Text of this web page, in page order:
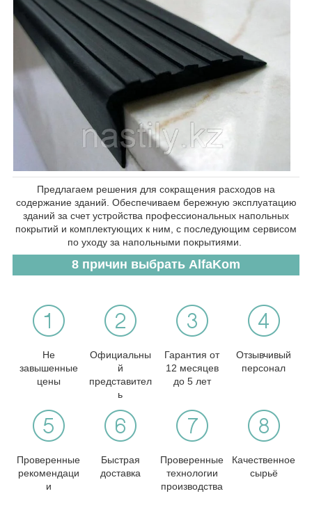
Предлагаем решения для сокращения расходов на
содержание зданий. Обеспечиваем бережную эксплуатацию
зданий за счет устройства профессиональных напольных
покрытий и комплектующих к ним, с последующим сервисом
по уходу за напольными покрытиями.
8 причин выбрать AlfaKom
Не
завышенные
цены
Официальны
й
представител
ь
Гарантия от
12 месяцев
до 5 лет
Отзывчивый
персонал
Проверенные
рекомендаци
и
Быстрая
доставка
Проверенные
технологии
производства
Качественное
сырьё